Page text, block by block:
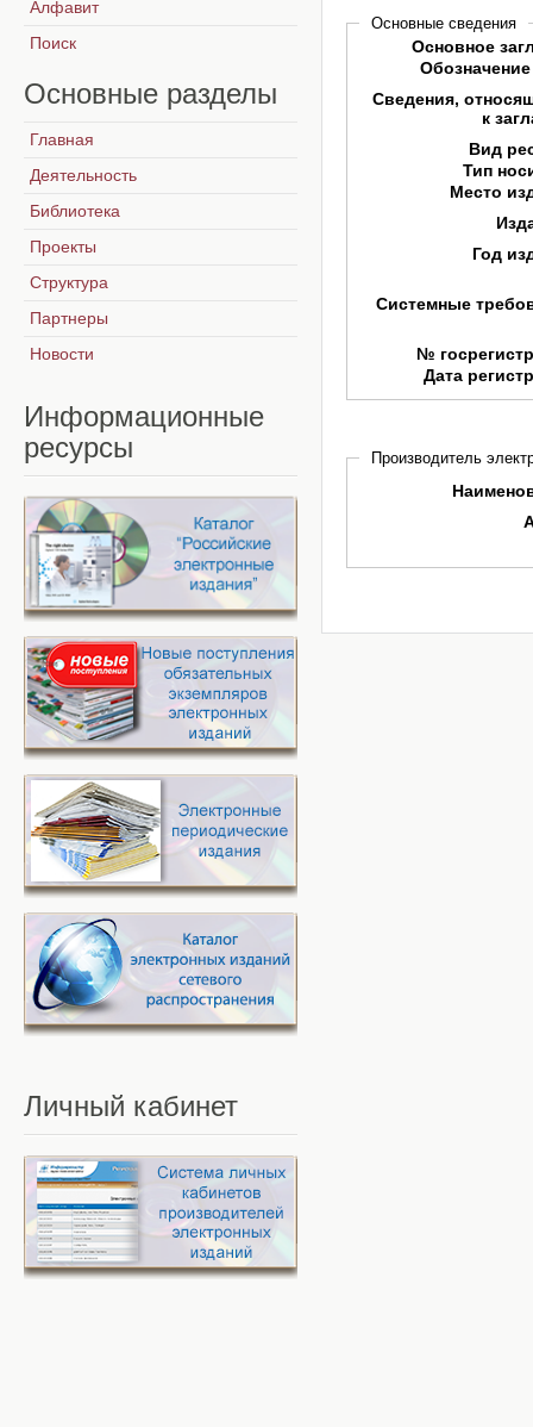
Основные сведения
Основное
Сведения,
к
Вид
Тип
Место
Год
Системные
№
Дата
Производитель
Алфавит
Поиск
Основные разделы
Главная
Деятельность
Библиотека
Проекты
Структура
Партнеры
Новости
Информационные
ресурсы
Личный кабинет